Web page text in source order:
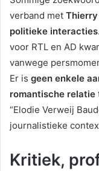
verband met
politieke interacties
voor RTL en AD
vanwege
Er is geen enkele
romantische relatie
“Elodie Verweij
journalistieke
Kritiek,